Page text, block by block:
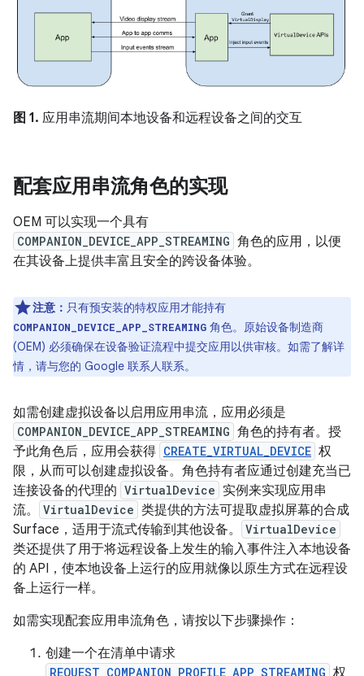
图 1. 应用串流期间本地设备和远程设备之间的交互
配套应用串流角色的实现
OEM 可以实现一个具有
COMPANION_DEVICE_APP_STREAMING 角色的应用，以便
在其设备上提供丰富且安全的跨设备体验。
注意： 只有预安装的特权应用才能持有
COMPANION_DEVICE_APP_STREAMING 角色。原始设备制造商
(OEM) 必须确保在设备验证流程中提交应用以供审核。如需了解详
情，请与您的 Google 联系人联系。
如需创建虚拟设备以启用应用串流，应用必须是
COMPANION_DEVICE_APP_STREAMING 角色的持有者。授
予此角色后，应用会获得 CREATE_VIRTUAL_DEVICE 权
限，从而可以创建虚拟设备。角色持有者应通过创建充当已
连接设备的代理的 VirtualDevice 实例来实现应用串
流。
VirtualDevice 类提供的方法可提取虚拟屏幕的合成
Surface，适用于流式传输到其他设备。
VirtualDevice
类还提供了用于将远程设备上发生的输入事件注入本地设备
的 API，使本地设备上运行的应用就像以原生方式在远程设
备上运行一样。
如需实现配套应用串流角色，请按以下步骤操作：
创建一个在清单中请求
REQUEST_COMPANION_PROFILE_APP_STREAMING